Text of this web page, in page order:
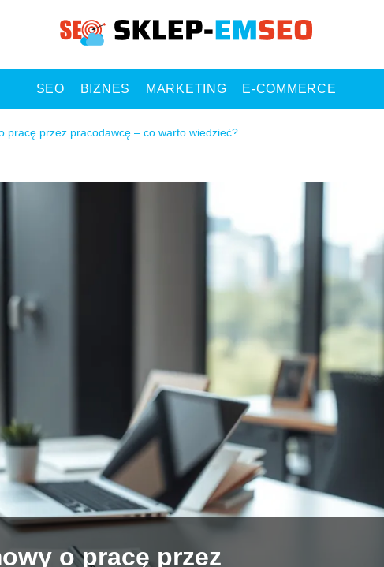
SEO BIZNES MARKETING E-COMMERCE
pracę przez pracodawcę – co warto wiedzieć?
o pracę przez